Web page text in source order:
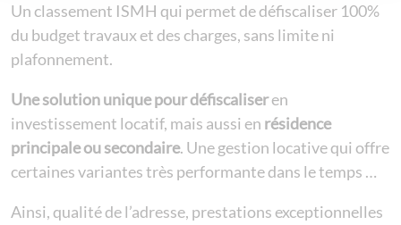
Un classement ISMH qui permet de défiscaliser 100%
du budget travaux et des charges, sans limite ni
plafonnement.
Une solution unique pour défiscaliseren
investissement locatif, mais aussi en résidence
principale ou secondaire. Une gestion locative qui offre
certaines variantes très performante dans le temps …
Ainsi, qualité de l’adresse, prestations exceptionnelles